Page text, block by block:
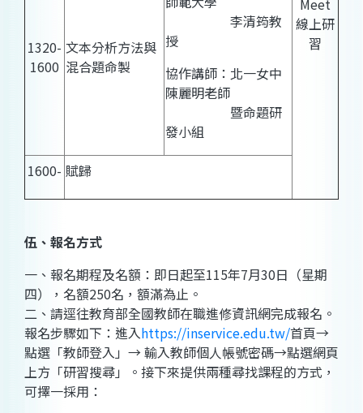
Meet
線上研
習
1320-
1600
文本分析方法與
混合題命製
李清筠教
授
協作講師：北一女中
陳麗明老師
暨命題研
發小組
1600- 賦歸
伍、報名方式
一、報名期程及名額：即日起至115年7月30日（星期
四），名額250名，額滿為止。
二、請逕往教育部全國教師在職進修資訊網完成報名。
報名步驟如下：進入https://inservice.edu.tw/首頁→
點選「教師登入」→ 輸入教師個人帳號密碼→點選網頁
上方「研習搜尋」。接下來提供兩種尋找課程的方式，
可擇一採用：